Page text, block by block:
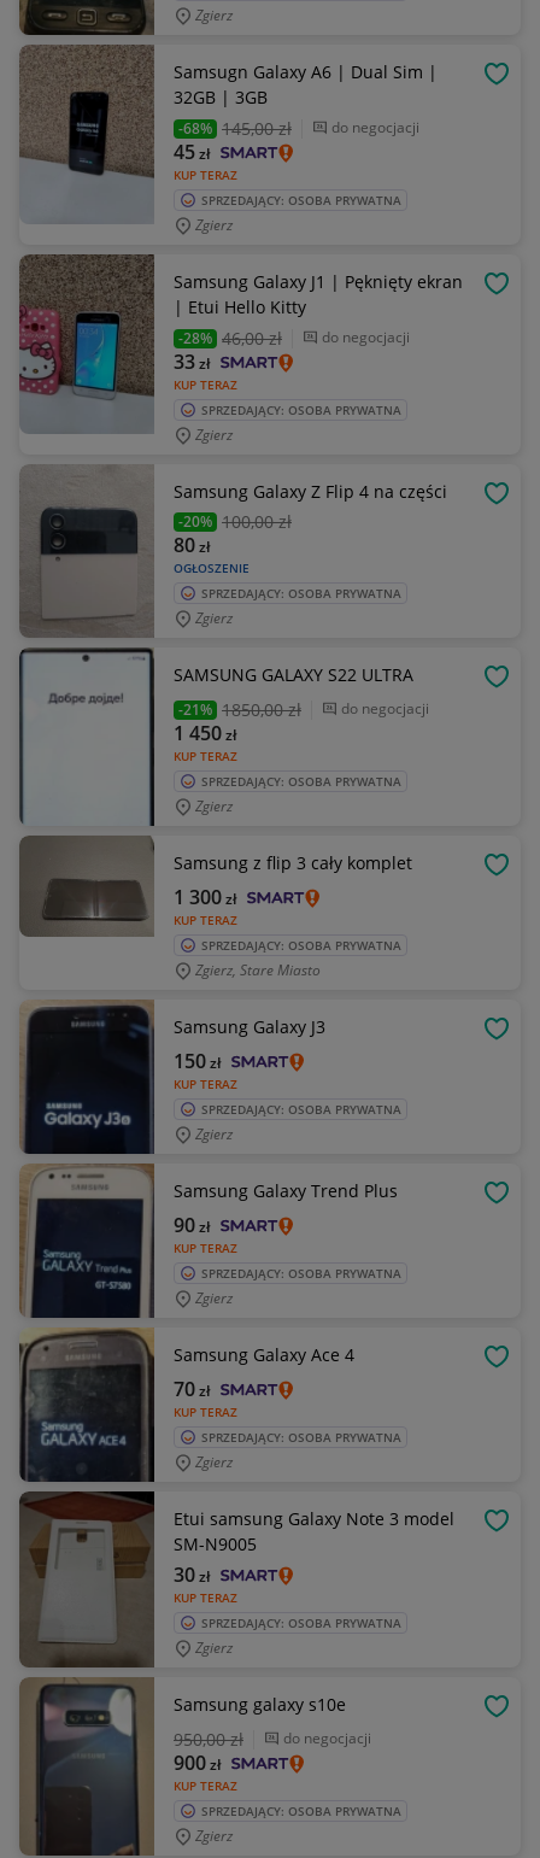
Zgierz
Samsugn Galaxy A6 | Dual Sim |
32GB | 3GB
-68% 145,00 zł do negocjacji
KUP TERAZ
45zł
SPRZEDAJĄCY: OSOBA PRYWATNA
Zgierz
Samsung Galaxy J1 | Pęknięty ekran
| Etui Hello Kitty
-28% 46,00 zł do negocjacji
KUP TERAZ
33zł
SPRZEDAJĄCY: OSOBA PRYWATNA
Zgierz
Samsung Galaxy Z Flip 4 na części
-20% 100,00 zł
OGŁOSZENIE
80zł
SPRZEDAJĄCY: OSOBA PRYWATNA
Zgierz
SAMSUNG GALAXY S22 ULTRA
-21% 1850,00 zł do negocjacji
KUP TERAZ
1 450zł
SPRZEDAJĄCY: OSOBA PRYWATNA
Zgierz
Samsung z flip 3 cały komplet
KUP TERAZ
1 300zł
SPRZEDAJĄCY: OSOBA PRYWATNA
Zgierz, Stare Miasto
Samsung Galaxy J3
KUP TERAZ
150zł
SPRZEDAJĄCY: OSOBA PRYWATNA
Zgierz
Samsung Galaxy Trend Plus
KUP TERAZ
90zł
SPRZEDAJĄCY: OSOBA PRYWATNA
Zgierz
Samsung Galaxy Ace 4
KUP TERAZ
70zł
SPRZEDAJĄCY: OSOBA PRYWATNA
Zgierz
Etui samsung Galaxy Note 3 model
SM-N9005
KUP TERAZ
30zł
SPRZEDAJĄCY: OSOBA PRYWATNA
Zgierz
Samsung galaxy s10e
950,00 zł do negocjacji
KUP TERAZ
900zł
SPRZEDAJĄCY: OSOBA PRYWATNA
Zgierz